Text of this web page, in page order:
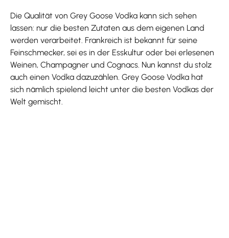
Die Qualität von Grey Goose Vodka kann sich sehen
lassen: nur die besten Zutaten aus dem eigenen Land
werden verarbeitet. Frankreich ist bekannt für seine
Feinschmecker, sei es in der Esskultur oder bei erlesenen
Weinen, Champagner und Cognacs. Nun kannst du stolz
auch einen Vodka dazuzählen. Grey Goose Vodka hat
sich nämlich spielend leicht unter die besten Vodkas der
Welt gemischt.